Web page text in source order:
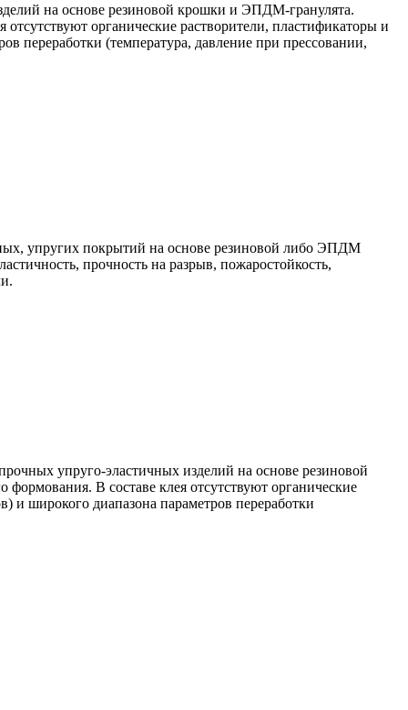
на основе резиновой крошки и ЭПДМ-гранулята.
органические растворители, пластификаторы и
переработки (температура, давление при прессовании,
упругих покрытий на основе резиновой либо ЭПДМ
прочность на разрыв, пожаростойкость,
упруго-эластичных изделий на основе резиновой
В составе клея отсутствуют органические
и широкого диапазона параметров переработки